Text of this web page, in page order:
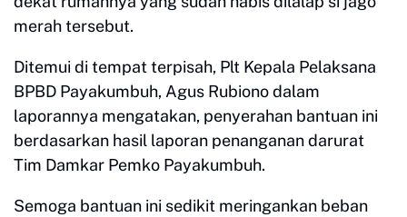
merah tersebut.
Ditemui di tempat terpisah, Plt Kepala Pelaksana
BPBD Payakumbuh, Agus Rubiono dalam
laporannya mengatakan, penyerahan bantuan ini
berdasarkan hasil laporan penanganan darurat
Tim Damkar Pemko Payakumbuh.
Semoga bantuan ini sedikit meringankan beban